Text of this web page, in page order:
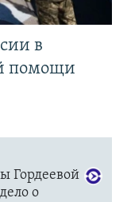
в
помощи